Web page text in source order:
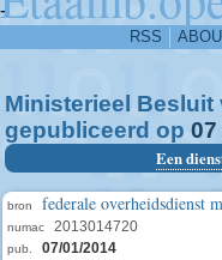
-
RSS
Ministerieel Besluit
gepubliceerd op 07
Een
bron federale overheidsdienst
numac 2013014720
pub. 07/01/2014